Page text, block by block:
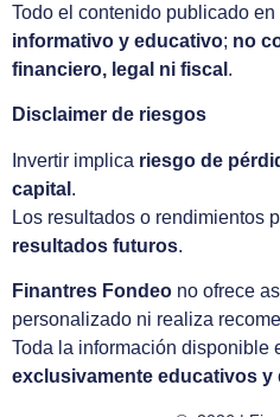
Todo el contenido publicado
informativo y educativo; no
financiero, legal ni fiscal .
Disclaimer de riesgos
Invertir implica riesgo de
capital .
Los resultados o rendimientos
resultados futuros.
Finantres Fondeo no ofrece
personalizado ni realiza
Toda la información disponible
exclusivamente educativos